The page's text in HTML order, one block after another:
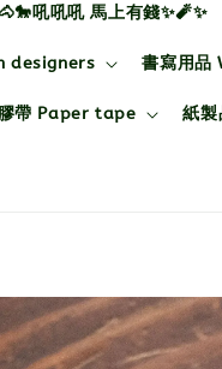
吼吼吼 馬上有錢✨🧨✨
designers 書寫用
帶 Paper tape 紙